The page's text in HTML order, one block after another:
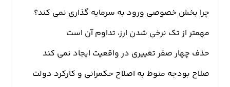
شناور
چرا بخش خصوصی ورود به سرمایه گذاری نمی کند؟
مهمتر از تک نرخی شدن ارز، تداوم آن است
حذف چهار صفر تغییری در واقعیت ایجاد نمی کند
صلاح بودجه منوط به اصلاح حکمرانی و کارکرد دولت